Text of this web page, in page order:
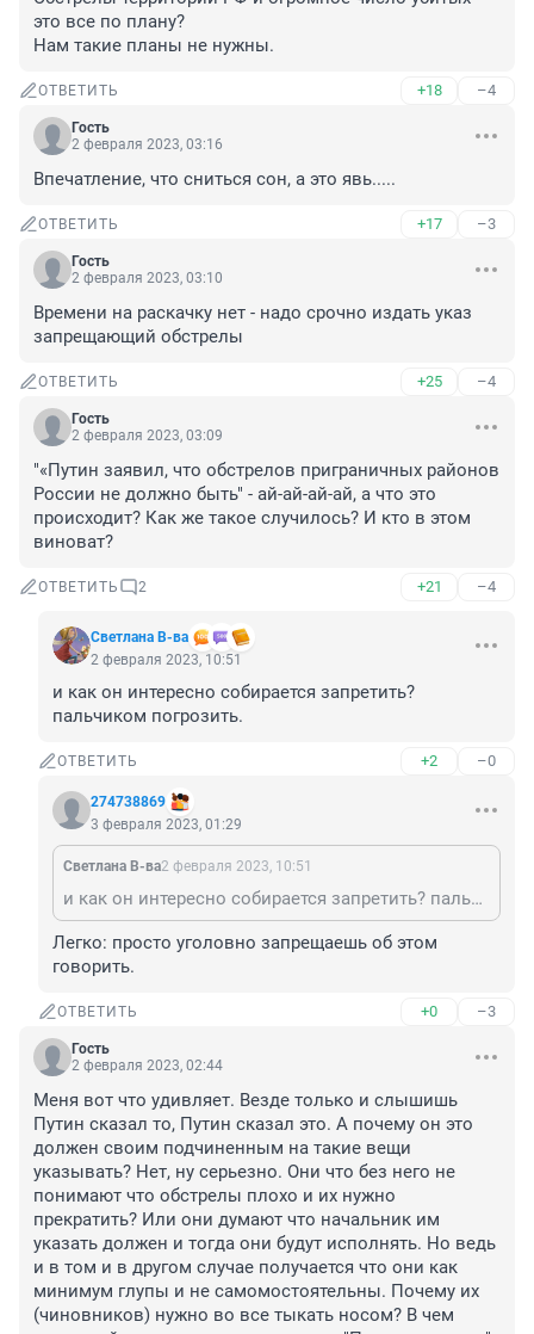
это все по плану?
Нам такие планы не нужны.
ОТВЕТИТЬ +18 –4
Гость
2 февраля 2023, 03:16
Впечатление, что сниться сон, а это явь.....
ОТВЕТИТЬ +17 –3
Гость
2 февраля 2023, 03:10
Времени на раскачку нет - надо срочно издать указ
запрещающий обстрелы
ОТВЕТИТЬ +25 –4
Гость
2 февраля 2023, 03:09
"«Путин заявил, что обстрелов приграничных районов
России не должно быть" - ай-ай-ай-ай, а что это
происходит? Как же такое случилось? И кто в этом
виноват?
ОТВЕТИТЬ 2 +21 –4
Светлана В-ва
2 февраля 2023, 10:51
и как он интересно собирается запретить?
пальчиком погрозить.
ОТВЕТИТЬ +2 –0
274738869
3 февраля 2023, 01:29
Светлана В-ва2 февраля 2023, 10:51
и как он интересно собирается запретить? пальчиком погрозить.
Легко: просто уголовно запрещаешь об этом
говорить.
ОТВЕТИТЬ +0 –3
Гость
2 февраля 2023, 02:44
Меня вот что удивляет. Везде только и слышишь
Путин сказал то, Путин сказал это. А почему он это
должен своим подчиненным на такие вещи
указывать? Нет, ну серьезно. Они что без него не
понимают что обстрелы плохо и их нужно
прекратить? Или они думают что начальник им
указать должен и тогда они будут исполнять. Но ведь
и в том и в другом случае получается что они как
минимум глупы и не самомостоятельны. Почему их
(чиновников) нужно во все тыкать носом? В чем